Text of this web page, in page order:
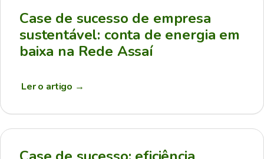
Case de sucesso de empresa
sustentável: conta de energia em
baixa na Rede Assaí
Ler o artigo →